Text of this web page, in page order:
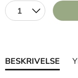
1
BESKRIVELSE